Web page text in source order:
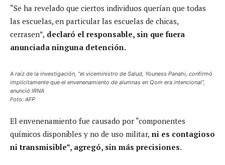
“Se ha revelado que ciertos individuos querían que todas
las escuelas, en particular las escuelas de chicas,
cerrasen”, declaró el responsable, sin que fuera
anunciada ninguna detención.
A raíz de la investigación, “el viceministro de Salud, Youness Panahi, confirmó
implícitamente que el envenenamiento de alumnas en Qom era intencional”,
anunció IRNA
Foto: AFP
El envenenamiento fue causado por “componentes
químicos disponibles y no de uso militar, ni es contagioso
ni transmisible”, agregó, sin más precisiones.